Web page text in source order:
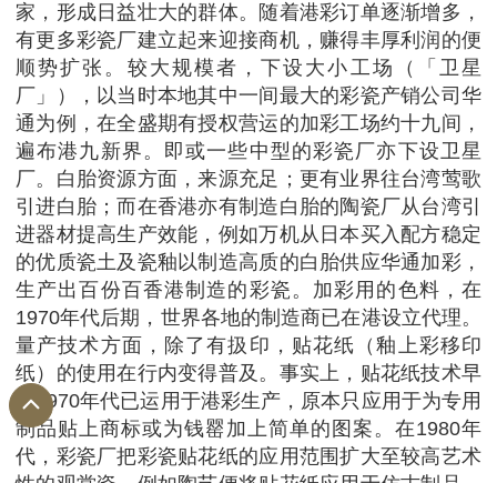
家，形成日益壮大的群体。随着港彩订单逐渐增多，
有更多彩瓷厂建立起来迎接商机，赚得丰厚利润的便
顺势扩张。较大规模者，下设大小工场（「卫星
厂」），以当时本地其中一间最大的彩瓷产销公司华
通为例，在全盛期有授权营运的加彩工场约十九间，
遍布港九新界。即或一些中型的彩瓷厂亦下设卫星
厂。白胎资源方面，来源充足；更有业界往台湾莺歌
引进白胎；而在香港亦有制造白胎的陶瓷厂从台湾引
进器材提高生产效能，例如万机从日本买入配方稳定
的优质瓷土及瓷釉以制造高质的白胎供应华通加彩，
生产出百份百香港制造的彩瓷。加彩用的色料，在
1970年代后期，世界各地的制造商已在港设立代理。
量产技术方面，除了有扱印，贴花纸（釉上彩移印
纸）的使用在行内变得普及。事实上，贴花纸技术早
在1970年代已运用于港彩生产，原本只应用于为专用
制品贴上商标或为钱罂加上简单的图案。在1980年
代，彩瓷厂把彩瓷贴花纸的应用范围扩大至较高艺术